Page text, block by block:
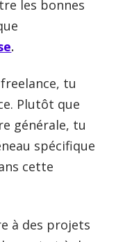
les bonnes
.
tu
Plutôt que
générale, tu
spécifique
cette
à des projets